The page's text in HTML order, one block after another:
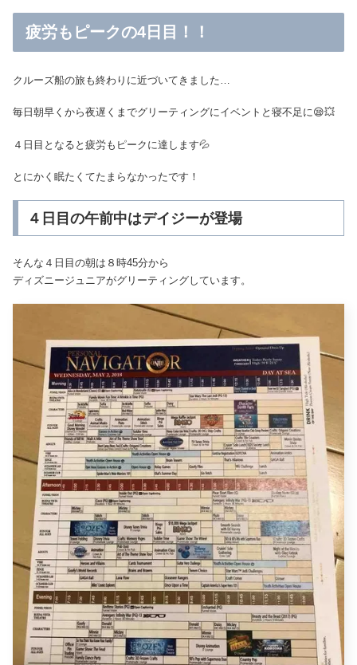
疲労もピークの4日目！！
クルーズ船の旅も終わりに近づいてきました…
毎日朝早くから夜遅くまでグリーティングにイベントと寝不足に😪💥
４日目となると疲労もピークに達します💦
とにかく眠たくてたまらなかったです！
４日目の午前中はデイジーが登場
そんな４日目の朝は８時45分から
ディズニージュニアがグリーティングしています。